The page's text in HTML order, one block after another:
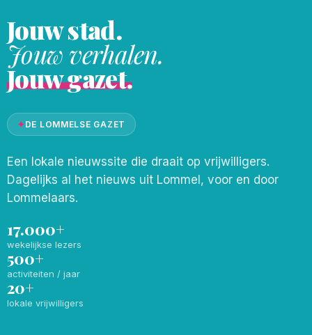
Jouw stad.
Jouw verhalen.
Jouw gazet.
✦DE LOMMELSE GAZET
Een lokale nieuwssite die draait op vrijwilligers.
Dagelijks al het nieuws uit Lommel, voor en door
Lommelaars.
17.000+
wekelijkse lezers
500+
activiteiten / jaar
20+
lokale vrijwilligers